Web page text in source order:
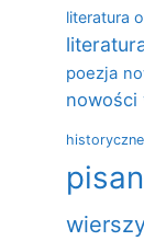
literatura
poezja
nowości
historyczne